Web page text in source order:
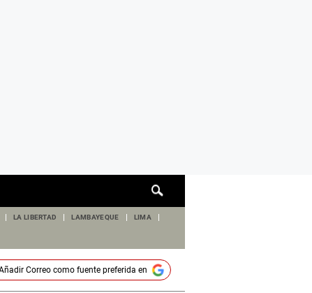
de
LA LIBERTAD LAMBAYEQUE LIMA
Correocomo fuente preferida en